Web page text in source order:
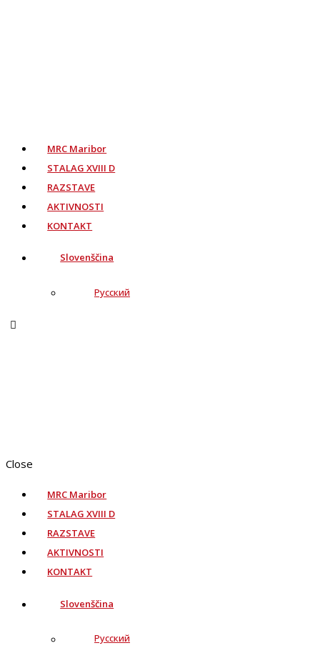
MRC Maribor
STALAG XVIII D
RAZSTAVE
AKTIVNOSTI
KONTAKT
Slovenščina
Русский
Close
MRC Maribor
STALAG XVIII D
RAZSTAVE
AKTIVNOSTI
KONTAKT
Slovenščina
Русский